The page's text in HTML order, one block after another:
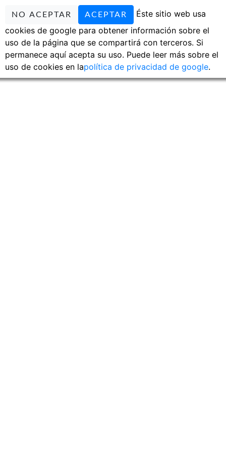
NO ACEPTAR ACEPTAR
Éste sitio web usa
cookies de google para obtener información sobre el
uso de la página que se compartirá con terceros. Si
permanece aquí acepta su uso. Puede leer más sobre el
uso de cookies en lapolítica de privacidad de google.